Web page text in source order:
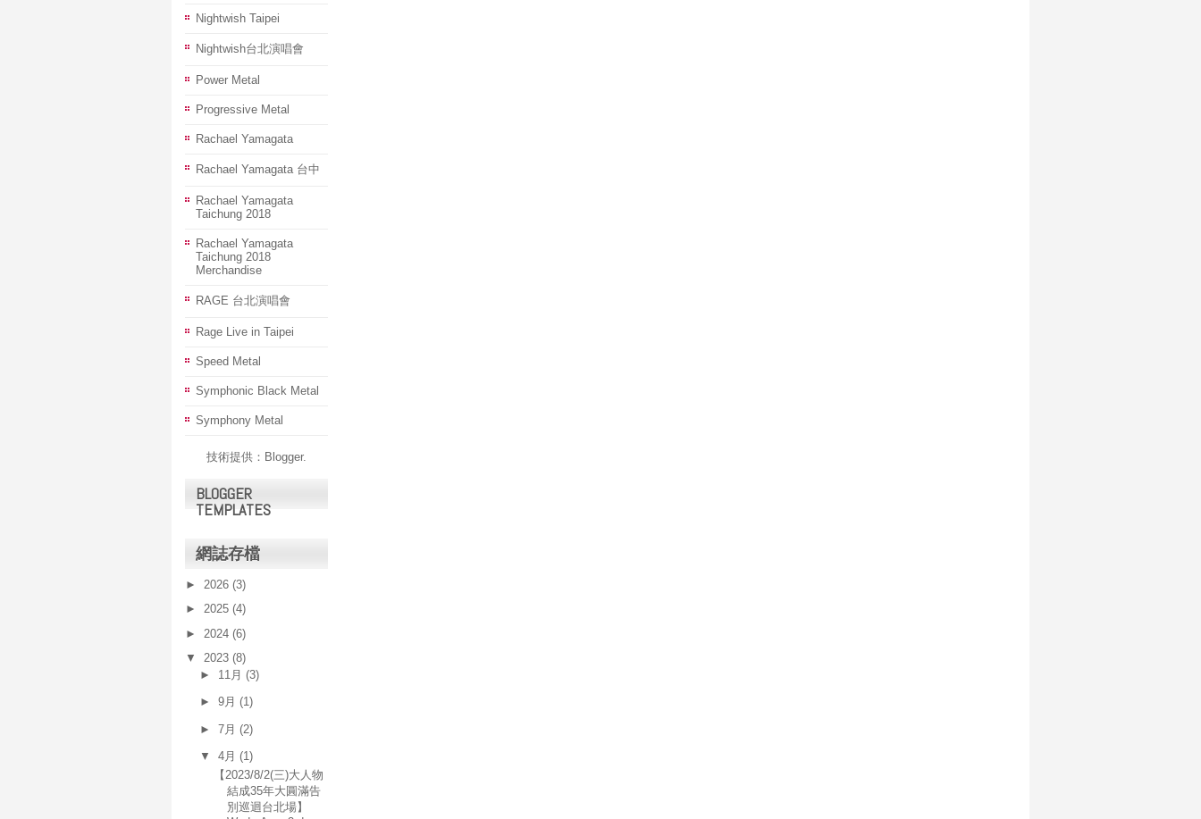
Nightwish Taipei
Nightwish台北演唱會
Power Metal
Progressive Metal
Rachael Yamagata
Rachael Yamagata 台中
Rachael Yamagata
Taichung 2018
Rachael Yamagata
Taichung 2018
Merchandise
RAGE 台北演唱會
Rage Live in Taipei
Speed Metal
Symphonic Black Metal
Symphony Metal
技術提供： Blogger.
BLOGGER
TEMPLATES
網誌存檔
► 2026 (3)
► 2025 (4)
► 2024 (6)
▼ 2023 (8)
► 11月 (3)
► 9月 (1)
► 7月 (2)
▼ 4月 (1)
【2023/8/2(三)大人物
結成35年大圓滿告
別巡迴台北場】